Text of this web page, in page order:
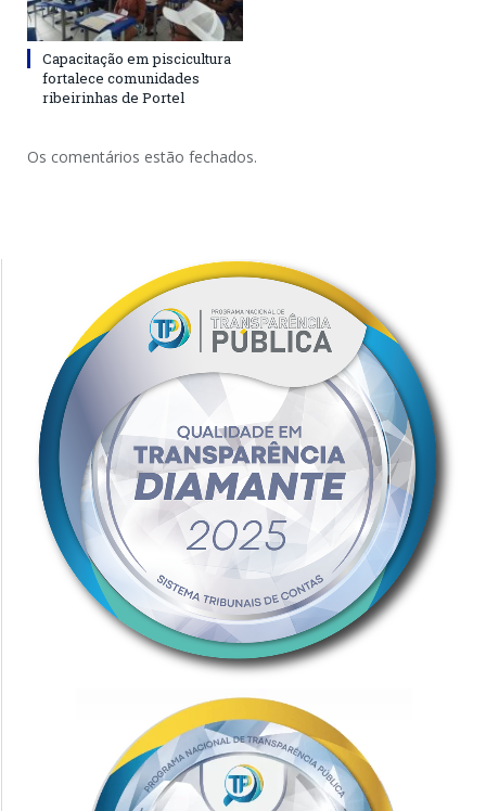
Capacitação em piscicultura
fortalece comunidades
ribeirinhas de Portel
Os comentários estão fechados.